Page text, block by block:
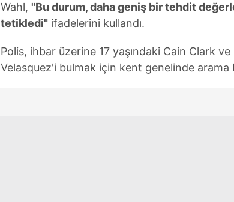
Wahl, "Bu durum, daha geniş bir tehdit
tetikledi" ifadelerini kullandı.
Polis, ihbar üzerine 17 yaşındaki Cain Clark ve
Velasquez'i bulmak için kent genelinde arama